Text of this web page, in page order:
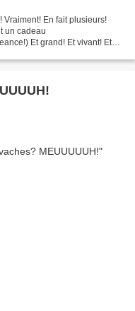
En fait plusieurs!
un cadeau
Et grand! Et vivant! Et